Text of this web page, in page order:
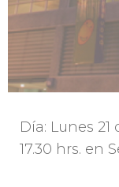
Día: Lunes
17.30 hrs. en